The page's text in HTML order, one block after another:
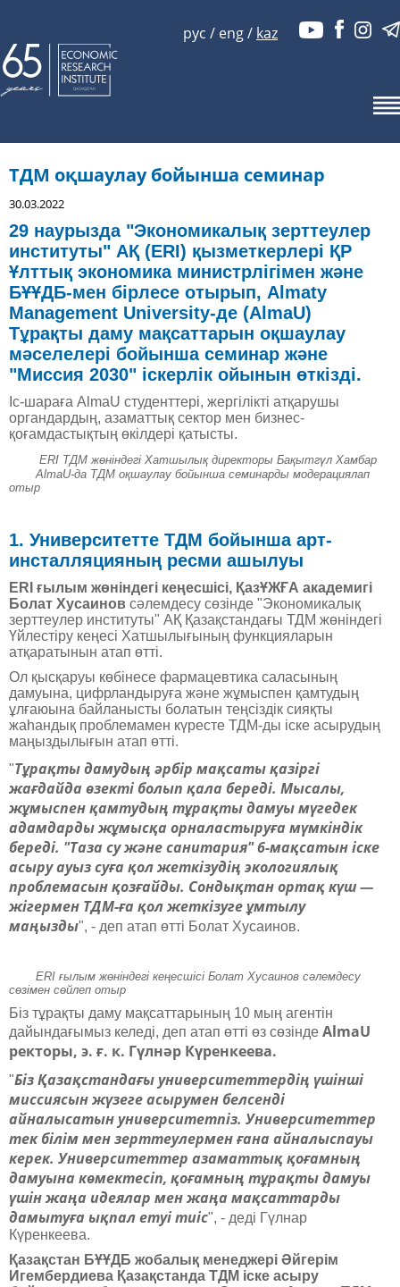
рус / eng/ kaz
ТДМ оқшаулау бойынша семинар
30.03.2022
29 наурызда "Экономикалық зерттеулер
институты" АҚ (ERI) қызметкерлері ҚР
Ұлттық экономика министрлігімен және
БҰҰДБ-мен бірлесе отырып, Almaty
Management University-де (AlmaU)
Тұрақты даму мақсаттарын оқшаулау
мәселелері бойынша семинар және
"Миссия 2030" іскерлік ойынын өткізді.
Іс-шараға AlmaU студенттері, жергілікті атқарушы
органдардың, азаматтық сектор мен бизнес-
қоғамдастықтың өкілдері қатысты.
ERI ТДМ жөніндегі Хатшылық директоры Бақытгүл Хамбар
AlmaU-да ТДМ оқшаулау бойынша семинарды модерациялап
отыр
1. Университетте ТДМ бойынша арт-
инсталляцияның ресми ашылуы
ERI ғылым жөніндегі кеңесшісі, ҚазҰЖҒА академигі
Болат Хусаинов сәлемдесу сөзінде "Экономикалық
зерттеулер институты" АҚ Қазақстандағы ТДМ жөніндегі
Үйлестіру кеңесі Хатшылығының функцияларын
атқаратынын атап өтті.
Ол қысқаруы көбінесе фармацевтика саласының
дамуына, цифрландыруға және жұмыспен қамтудың
ұлғаюына байланысты болатын теңсіздік сияқты
жаһандық проблемамен күресте ТДМ-ды іске асырудың
маңыздылығын атап өтті.
"Тұрақты дамудың әрбір мақсаты қазіргі
жағдайда өзекті болып қала береді. Мысалы,
жұмыспен қамтудың тұрақты дамуы мүгедек
адамдарды жұмысқа орналастыруға мүмкіндік
береді. "Таза су және санитария" 6-мақсатын іске
асыру ауыз суға қол жеткізудің экологиялық
проблемасын қозғайды. Сондықтан ортақ күш —
жігермен ТДМ-ға қол жеткізуге ұмтылу
маңызды", - деп атап өтті Болат Хусаинов.
ERI ғылым жөніндегі кеңесшісі Болат Хусаинов сәлемдесу
сөзімен сөйлеп отыр
Біз тұрақты даму мақсаттарының 10 мың агентін
дайындағымыз келеді, деп атап өтті өз сөзінде AlmaU
ректоры, э. ғ. к. Гүлнәр Күренкеева.
"Біз Қазақстандағы университеттердің үшінші
миссиясын жүзеге асырумен белсенді
айналысатын университетпіз. Университеттер
тек білім мен зерттеулермен ғана айналыспауы
керек. Университеттер азаматтық қоғамның
дамуына көмектесіп, қоғамның тұрақты дамуы
үшін жаңа идеялар мен жаңа мақсаттарды
дамытуға ықпал етуі тиіс", - деді Гүлнар
Күренкеева.
Қазақстан БҰҰДБ жобалық менеджері Әйгерім
Игембердиева Қазақстанда ТДМ іске асыру